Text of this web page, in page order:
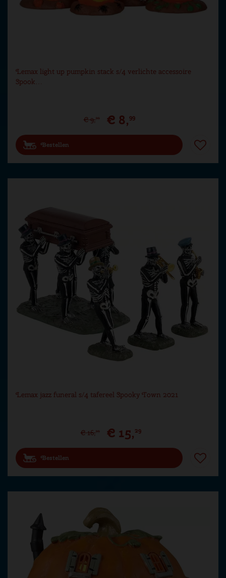
Lemax light up pumpkin stack s/4 verlichte accessoire
Spook…
€ 9,99 € 8,99
Bestellen
Lemax jazz funeral s/4 tafereel Spooky Town 2021
€ 16,99 € 15,29
Bestellen